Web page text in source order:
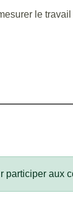
le
participer aux